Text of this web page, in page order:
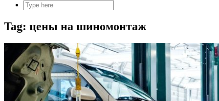
Tag: цены на шиномонтаж